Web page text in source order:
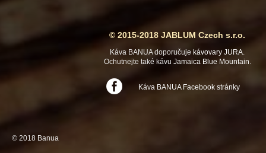
© 2015-2018 JABLUM Czech s.r.o.
Káva BANUA doporučuje kávovary JURA.
Ochutnejte také kávu Jamaica Blue Mountain.
Káva BANUA Facebook stránky
© 2018 Banua